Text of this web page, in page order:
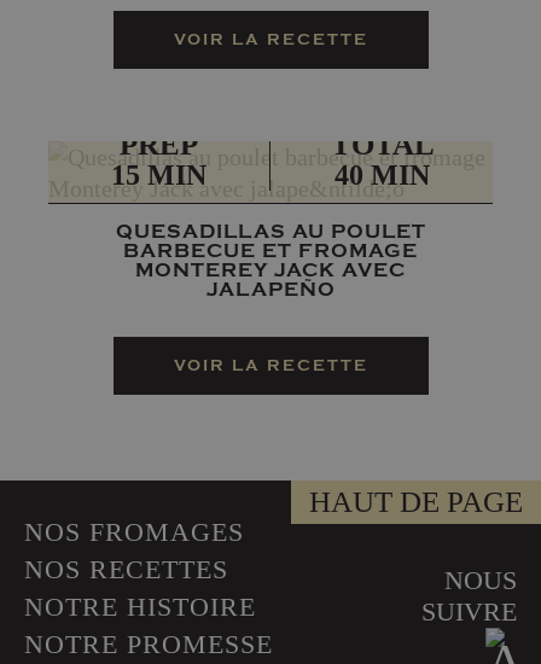
VOIR LA RECETTE
PRÉP
15 MIN
TOTAL
40 MIN
QUESADILLAS AU POULET
BARBECUE ET FROMAGE
MONTEREY JACK AVEC
JALAPEÑO
VOIR LA RECETTE
NOS FROMAGES
NOS RECETTES
NOTRE HISTOIRE
NOTRE PROMESSE
NOUS
SUIVRE
HAUT DE PAGE